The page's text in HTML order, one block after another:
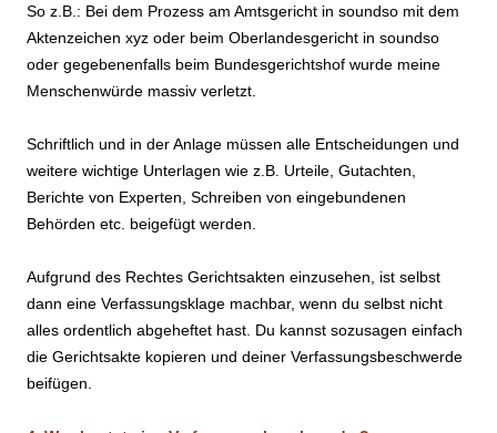
So z.B.: Bei dem Prozess am Amtsgericht in soundso mit dem
Aktenzeichen xyz oder beim Oberlandesgericht in soundso
oder gegebenenfalls beim Bundesgerichtshof wurde meine
Menschenwürde massiv verletzt.
Schriftlich und in der Anlage müssen alle Entscheidungen und
weitere wichtige Unterlagen wie z.B. Urteile, Gutachten,
Berichte von Experten, Schreiben von eingebundenen
Behörden etc. beigefügt werden.
Aufgrund des Rechtes Gerichtsakten einzusehen, ist selbst
dann eine Verfassungsklage machbar, wenn du selbst nicht
alles ordentlich abgeheftet hast. Du kannst sozusagen einfach
die Gerichtsakte kopieren und deiner Verfassungsbeschwerde
beifügen.